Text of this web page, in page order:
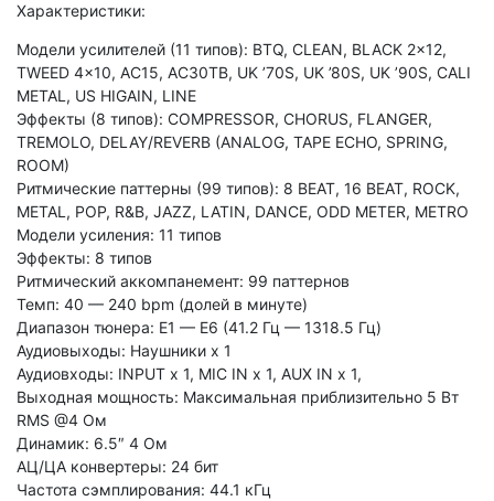
Характеристики:
Модели усилителей (11 типов): BTQ, CLEAN, BLACK 2×12,
TWEED 4×10, AC15, AC30TB, UK ’70S, UK ’80S, UK ’90S, CALI
METAL, US HIGAIN, LINE
Эффекты (8 типов): COMPRESSOR, CHORUS, FLANGER,
TREMOLO, DELAY/REVERB (ANALOG, TAPE ECHO, SPRING,
ROOM)
Ритмические паттерны (99 типов): 8 BEAT, 16 BEAT, ROCK,
METAL, POP, R&B, JAZZ, LATIN, DANCE, ODD METER, METRO
Модели усиления: 11 типов
Эффекты: 8 типов
Ритмический аккомпанемент: 99 паттернов
Темп: 40 — 240 bpm (долей в минуте)
Диапазон тюнера: E1 — E6 (41.2 Гц — 1318.5 Гц)
Аудиовыходы: Наушники x 1
Аудиовходы: INPUT x 1, MIC IN x 1, AUX IN x 1,
Выходная мощность: Максимальная приблизительно 5 Вт
RMS @4 Ом
Динамик: 6.5″ 4 Ом
АЦ/ЦА конвертеры: 24 бит
Частота сэмплирования: 44.1 кГц